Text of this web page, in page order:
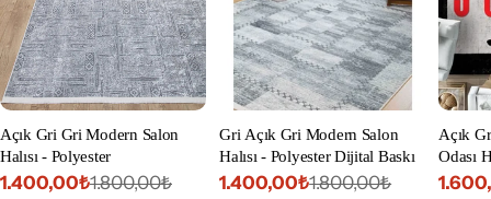
Açık Gri Gri Modern Salon
Halısı - Polyester
İndirimli
1.400,00₺
Normal
1.800,00₺
Gri Açık Gri Modern Salon
Halısı - Polyester Dijital Baskı
İndirimli
1.400,00₺
Normal
1.800,00₺
Açık
Odası